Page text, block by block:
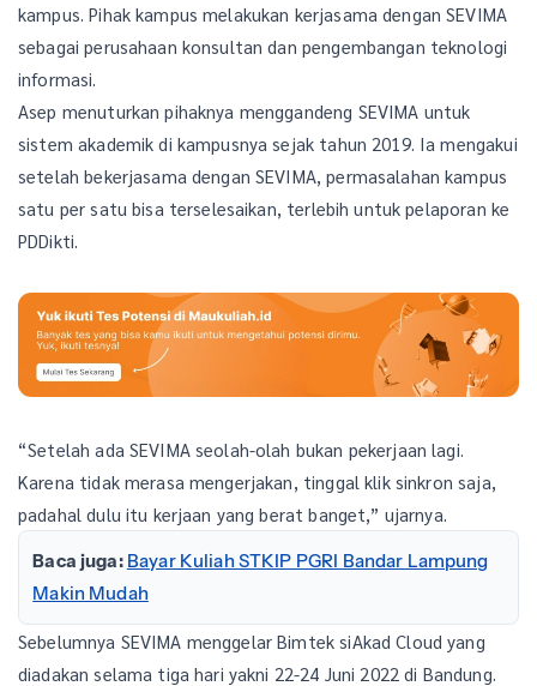
kampus. Pihak kampus melakukan kerjasama dengan SEVIMA
sebagai perusahaan konsultan dan pengembangan teknologi
informasi.
Asep menuturkan pihaknya menggandeng SEVIMA untuk
sistem akademik di kampusnya sejak tahun 2019. Ia mengakui
setelah bekerjasama dengan SEVIMA, permasalahan kampus
satu per satu bisa terselesaikan, terlebih untuk pelaporan ke
PDDikti.
“Setelah ada SEVIMA seolah-olah bukan pekerjaan lagi.
Karena tidak merasa mengerjakan, tinggal klik sinkron saja,
padahal dulu itu kerjaan yang berat banget,” ujarnya.
Baca juga: Bayar Kuliah STKIP PGRI Bandar Lampung
Makin Mudah
Sebelumnya SEVIMA menggelar Bimtek siAkad Cloud yang
diadakan selama tiga hari yakni 22-24 Juni 2022 di Bandung.